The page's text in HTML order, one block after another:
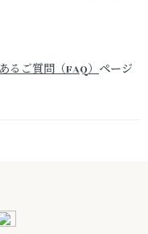
るご質問（FAQ）ページ